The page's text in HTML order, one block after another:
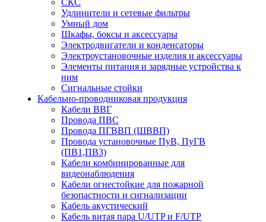
СКС
Удлинители и сетевые фильтры
Умный дом
Шкафы, боксы и аксессуары
Электродвигатели и конденсаторы
Электроустановочные изделия и аксессуары
Элементы питания и зарядные устройства к
ним
Сигнальные стойки
Кабельно-проводниковая продукция
Кабели ВВГ
Провода ПВС
Провода ПГВВП (ШВВП)
Провода установочные ПуВ, ПуГВ
(ПВ1,ПВ3)
Кабели комбинированные для
видеонаблюдения
Кабели огнестойкие для пожарной
безопастности и сигнализации
Кабель акустический
Кабель витая пара U/UTP и F/UTP